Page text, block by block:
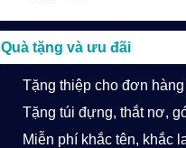
Quà tặng và ưu đãi
Tặng thiệp cho đơn
Tặng túi đựng, thắt nơ,
Miễn phí khắc tên, khắc